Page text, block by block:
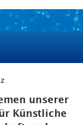
unserer
Künstliche